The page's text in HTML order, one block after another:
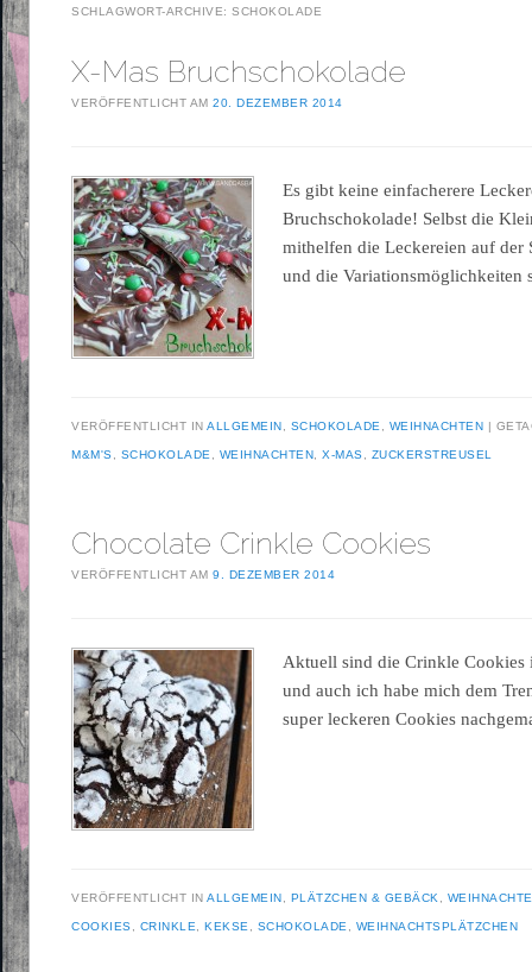
SCHLAGWORT-ARCHIVE:SCHOKOLADE
X-Mas Bruchschokolade
VERÖFFENTLICHT AM20. DEZEMBER 2014
Es gibt keine einfacherere
Bruchschokolade! Selbst die
mithelfen die Leckereien auf der
und die Variationsmöglichkeiten
VERÖFFENTLICHT INALLGEMEIN SCHOKOLADE WEIHNACHTEN
M&M'S SCHOKOLADE WEIHNACHTEN ,X-MAS ZUCKERSTREUSEL
Chocolate Crinkle Cookies
VERÖFFENTLICHT AM9. DEZEMBER 2014
Aktuell sind die Crinkle Cookies
und auch ich habe mich dem
super leckeren Cookies
VERÖFFENTLICHT INALLGEMEIN PLÄTZCHEN & GEBÄCK
COOKIES CRINKLE ,KEKSE SCHOKOLADE WEIHNACHTSPLÄTZCHEN